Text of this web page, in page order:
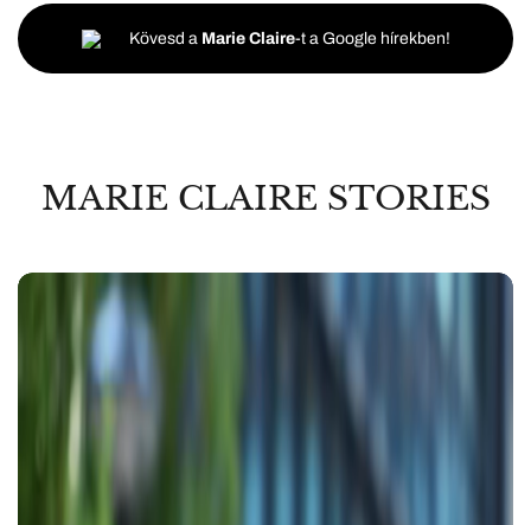
Kövesd a Marie Claire-t a Google hírekben!
MARIE CLAIRE STORIES